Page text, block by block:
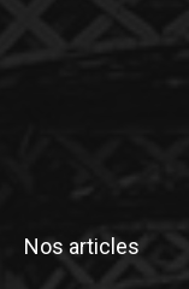
Nos articles